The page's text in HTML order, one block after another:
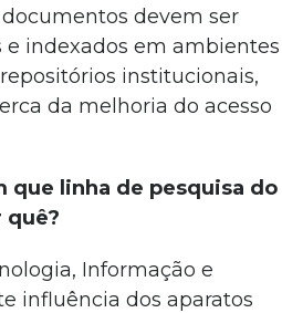
devem ser
indexados em ambientes
institucionais,
da melhoria do acesso
que linha de pesquisa do
quê?
Informação e
influência dos aparatos